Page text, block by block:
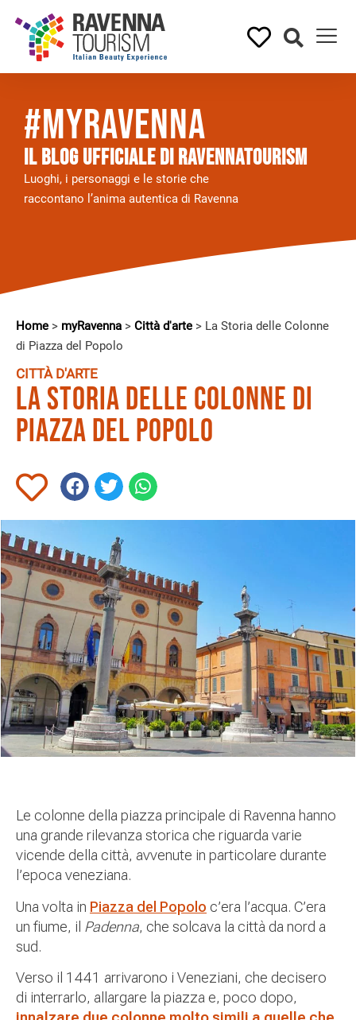
#myRavenna
Il BLOG UFFICIALE DI RAVENNATOURISM
Luoghi, i personaggi e le storie che
raccontano l’anima autentica di Ravenna
Home > myRavenna > Città d'arte > La Storia delle Colonne
di Piazza del Popolo
CITTÀ D'ARTE
La Storia delle Colonne di
Piazza del Popolo
Le colonne della piazza principale di Ravenna hanno
una grande rilevanza storica che riguarda varie
vicende della città, avvenute in particolare durante
l’epoca veneziana.
Una volta in Piazza del Popolo c’era l’acqua. C’era
un fiume, il Padenna, che solcava la città da nord a
sud.
Verso il 1441 arrivarono i Veneziani, che decisero
di interrarlo, allargare la piazza e, poco dopo,